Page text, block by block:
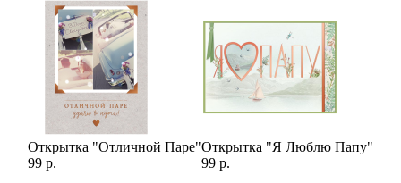
Открытка "Отличной Паре"
99 р.
Открытка "Я Люблю Папу"
99 р.